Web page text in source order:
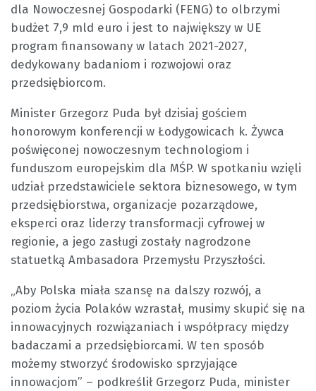
dla Nowoczesnej Gospodarki (FENG) to olbrzymi
budżet 7,9 mld euro i jest to największy w UE
program finansowany w latach 2021-2027,
dedykowany badaniom i rozwojowi oraz
przedsiębiorcom.
Minister Grzegorz Puda był dzisiaj gościem
honorowym konferencji w Łodygowicach k. Żywca
poświęconej nowoczesnym technologiom i
funduszom europejskim dla MŚP. W spotkaniu wzięli
udział przedstawiciele sektora biznesowego, w tym
przedsiębiorstwa, organizacje pozarządowe,
eksperci oraz liderzy transformacji cyfrowej w
regionie, a jego zasługi zostały nagrodzone
statuetką Ambasadora Przemysłu Przyszłości.
„Aby Polska miała szansę na dalszy rozwój, a
poziom życia Polaków wzrastał, musimy skupić się na
innowacyjnych rozwiązaniach i współpracy między
badaczami a przedsiębiorcami. W ten sposób
możemy stworzyć środowisko sprzyjające
innowacjom” – podkreślił Grzegorz Puda, minister